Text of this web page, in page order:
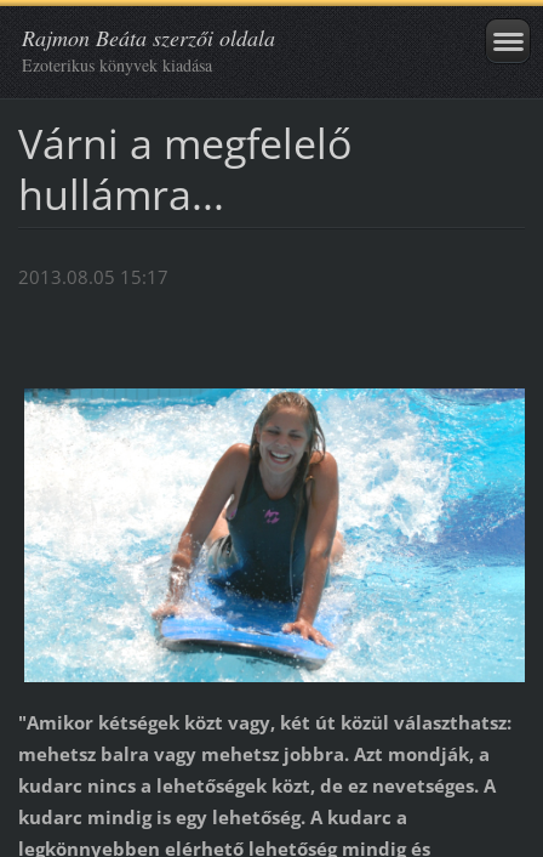
Rajmon Beáta szerzői oldala
Ezoterikus könyvek kiadása
Várni a megfelelő
hullámra...
2013.08.05 15:17
"Amikor kétségek közt vagy, két út közül választhatsz:
mehetsz balra vagy mehetsz jobbra. Azt mondják, a
kudarc nincs a lehetőségek közt, de ez nevetséges. A
kudarc mindig is egy lehetőség. A kudarc a
legkönnyebben elérhető lehetőség mindig és